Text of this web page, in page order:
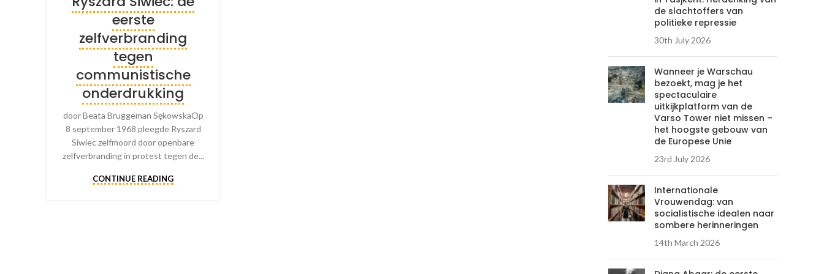
eerste
zelfverbranding
tegen
communistische
onderdrukking
door Beata Bruggeman SękowskaOp
8 september 1968 pleegde Ryszard
Siwiec zelfmoord door openbare
zelfverbranding in protest tegen de...
CONTINUE READING
de slachtoffers van
politieke repressie
30th July 2026
Wanneer je Warschau
bezoekt, mag je het
spectaculaire
uitkijkplatform van de
Varso Tower niet missen –
het hoogste gebouw van
de Europese Unie
23rd July 2026
Internationale
Vrouwendag: van
socialistische idealen naar
sombere herinneringen
14th March 2026